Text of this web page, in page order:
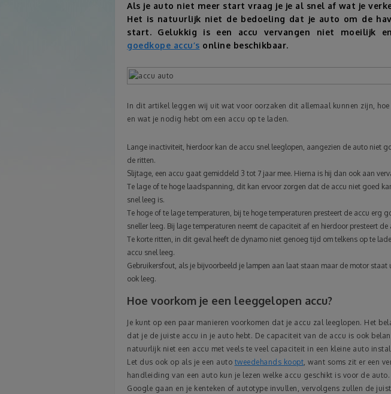
Als je auto niet meer start vraag je je al snel af wat je
Het is natuurlijk niet de bedoeling dat je auto om de
start. Gelukkig is een accu vervangen niet moeilijk
goedkope accu’s online beschikbaar.
In dit artikel leggen wij uit wat voor oorzaken dit allemaal kunnen zijn, hoe
en wat je nodig hebt om een accu op te laden.
Lange inactiviteit, hierdoor kan de accu snel leeglopen, aangezien de auto niet
de ritten.
Slijtage, een accu gaat gemiddeld 3 tot 7 jaar mee. Hierna is hij dan ook aan
Te lage of te hoge laadspanning, dit kan ervoor zorgen dat de accu niet goed
snel leeg is.
Te hoge of te lage temperaturen, bij te hoge temperaturen presteert de accu erg
sneller leeg. Bij lage temperaturen neemt de capaciteit af en hierdoor presteert
Te korte ritten, in dit geval heeft de dynamo niet genoeg tijd om telkens op te
accu snel leeg.
Gebruikersfout, als je bijvoorbeeld je lampen aan laat staan maar de motor staat
ook leeg.
Hoe voorkom je een leeggelopen accu?
Je kunt op een paar manieren voorkomen dat je accu zal leeglopen. Het
dat je de juiste accu in je auto hebt. De capaciteit van de accu is ook
natuurlijk niet een accu met veels te veel capaciteit in een kleine auto
Let dus ook op als je een auto tweedehands koopt, want soms zit er een
handleiding van een auto kun je lezen welke accu geschikt is voor de auto.
Google gaan en je kenteken of autotype invullen, vervolgens zullen de